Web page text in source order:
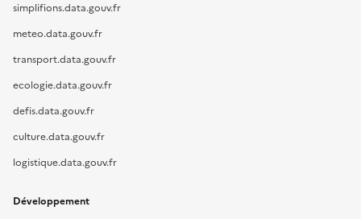
simplifions.data.gouv.fr
meteo.data.gouv.fr
transport.data.gouv.fr
ecologie.data.gouv.fr
defis.data.gouv.fr
culture.data.gouv.fr
logistique.data.gouv.fr
Développement